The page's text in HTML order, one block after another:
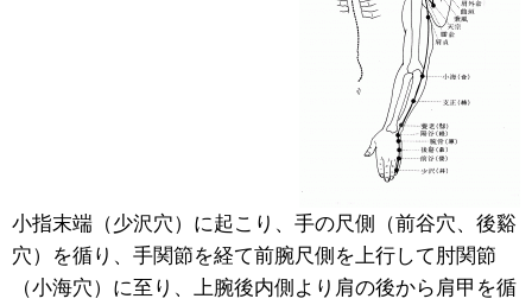
小指末端（少沢穴）に起こり、手の尺側（前谷穴、後谿
穴）を循り、手関節を経て前腕尺側を上行して肘関節
（小海穴）に至り、上腕後内側より肩の後から肩甲を循